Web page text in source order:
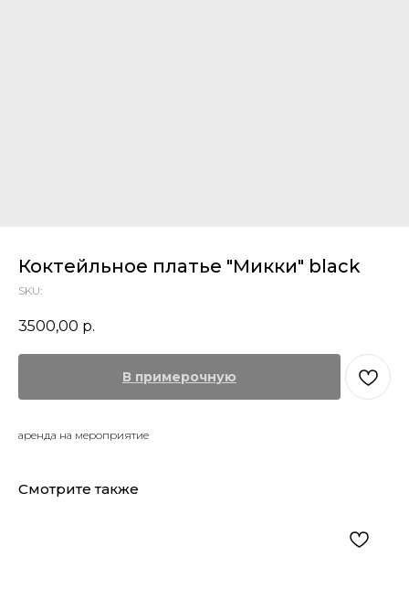
Коктейльное платье "Микки" black
SKU:
3500,00 р.
В примерочную
аренда на мероприятие
Смотрите также